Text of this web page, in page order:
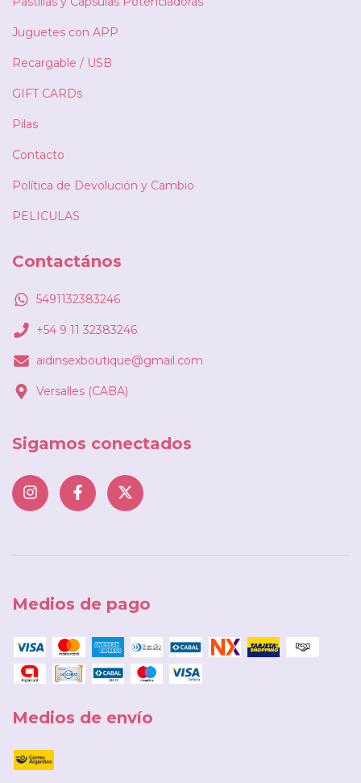
Juguetes con APP
Recargable / USB
GIFT CARDs
Pilas
Contacto
Política de Devolución y Cambio
PELICULAS
Contactános
5491132383246
+54 9 11 32383246
aidinsexboutique@gmail.com
Versalles (CABA)
Sigamos conectados
Medios de pago
Medios de envío